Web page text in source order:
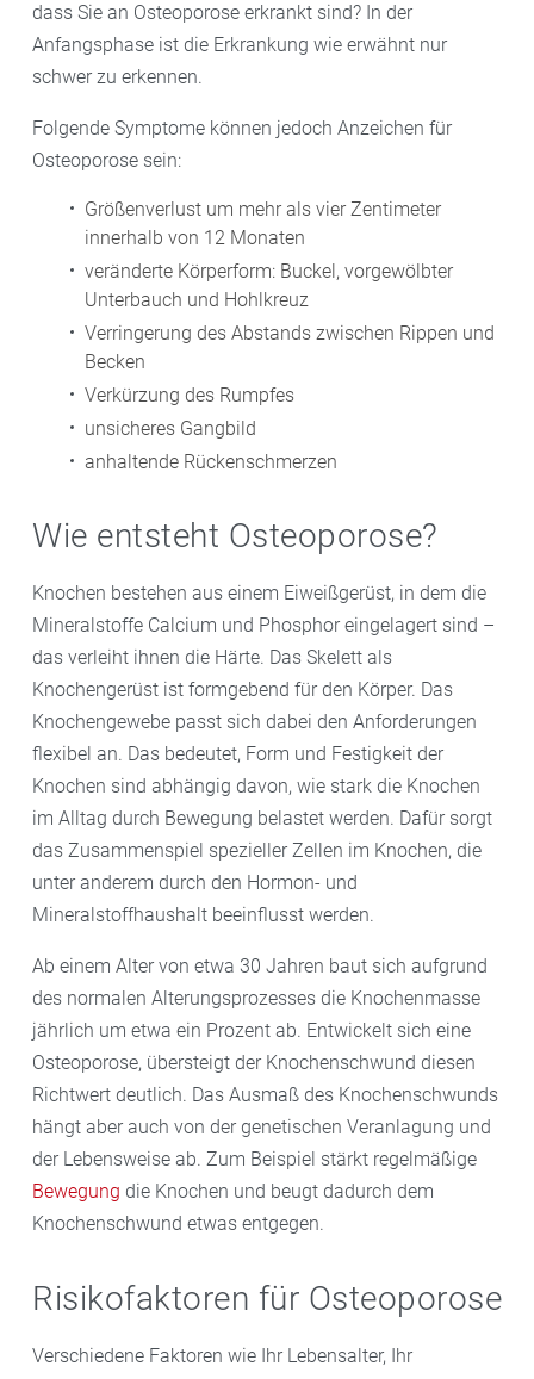
dass Sie an Osteoporose erkrankt sind? In der
Anfangsphase ist die Erkrankung wie erwähnt nur
schwer zu erkennen.
Folgende Symptome können jedoch Anzeichen für
Osteoporose sein:
Größenverlust um mehr als vier Zentimeter
innerhalb von 12 Monaten
veränderte Körperform: Buckel, vorgewölbter
Unterbauch und Hohlkreuz
Verringerung des Abstands zwischen Rippen und
Becken
Verkürzung des Rumpfes
unsicheres Gangbild
anhaltende Rückenschmerzen
Wie entsteht Osteoporose?
Knochen bestehen aus einem Eiweißgerüst, in dem die
Mineralstoffe Calcium und Phosphor eingelagert sind –
das verleiht ihnen die Härte. Das Skelett als
Knochengerüst ist formgebend für den Körper. Das
Knochengewebe passt sich dabei den Anforderungen
flexibel an. Das bedeutet, Form und Festigkeit der
Knochen sind abhängig davon, wie stark die Knochen
im Alltag durch Bewegung belastet werden. Dafür sorgt
das Zusammenspiel spezieller Zellen im Knochen, die
unter anderem durch den Hormon- und
Mineralstoffhaushalt beeinflusst werden.
Ab einem Alter von etwa 30 Jahren baut sich aufgrund
des normalen Alterungsprozesses die Knochenmasse
jährlich um etwa ein Prozent ab. Entwickelt sich eine
Osteoporose, übersteigt der Knochenschwund diesen
Richtwert deutlich. Das Ausmaß des Knochenschwunds
hängt aber auch von der genetischen Veranlagung und
der Lebensweise ab. Zum Beispiel stärkt regelmäßige
Bewegung die Knochen und beugt dadurch dem
Knochenschwund etwas entgegen.
Risikofaktoren für Osteoporose
Verschiedene Faktoren wie Ihr Lebensalter, Ihr